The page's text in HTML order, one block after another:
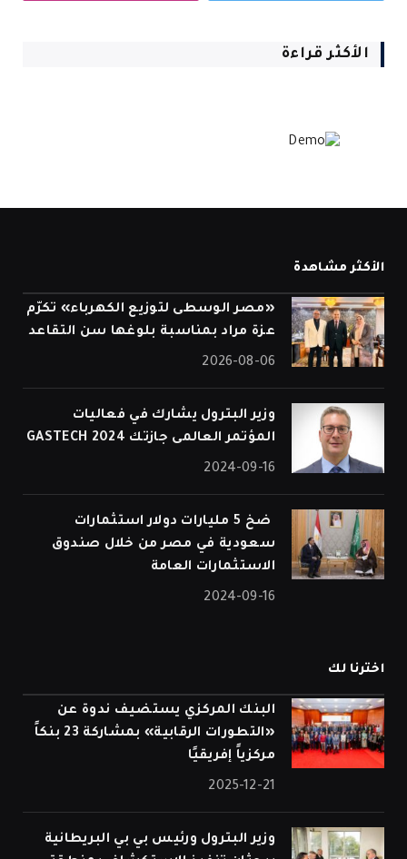
الأكثر قراءة
الأكثر مشاهدة
«مصر الوسطى لتوزيع الكهرباء» تكرّم
عزة مراد بمناسبة بلوغها سن التقاعد
2026-08-06
وزير البترول يشارك في فعاليات
المؤتمر العالمى جازتك 2024 GASTECH
2024-09-16
⁠ ضخ 5 مليارات دولار استثمارات
سعودية في مصر من خلال صندوق
الاستثمارات العامة
2024-09-16
اخترنا لك
البنك المركزي يستضيف ندوة عن
«التطورات الرقابية» بمشاركة 23 بنكاً
مركزياً إفريقيًا
2025-12-21
وزير البترول ورئيس بي بي البريطانية